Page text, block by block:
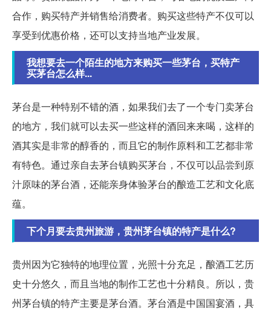
合作，购买特产并销售给消费者。购买这些特产不仅可以
享受到优惠价格，还可以支持当地产业发展。
我想要去一个陌生的地方来购买一些茅台，买特产
买茅台怎么样...
茅台是一种特别不错的酒，如果我们去了一个专门卖茅台
的地方，我们就可以去买一些这样的酒回来来喝，这样的
酒其实是非常的醇香的，而且它的制作原料和工艺都非常
有特色。通过亲自去茅台镇购买茅台，不仅可以品尝到原
汁原味的茅台酒，还能亲身体验茅台的酿造工艺和文化底
蕴。
下个月要去贵州旅游，贵州茅台镇的特产是什么?
贵州因为它独特的地理位置，光照十分充足，酿酒工艺历
史十分悠久，而且当地的制作工艺也十分精良。所以，贵
州茅台镇的特产主要是茅台酒。茅台酒是中国国宴酒，具